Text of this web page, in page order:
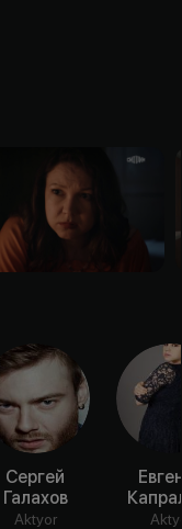
Сергей
Галахов
Aktyor